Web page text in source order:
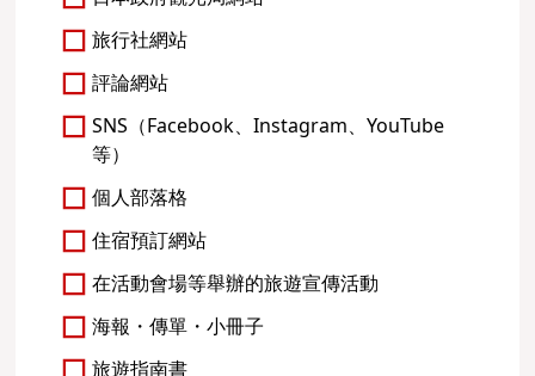
旅行社網站
評論網站
SNS（Facebook、Instagram、YouTube
等）
個人部落格
住宿預訂網站
在活動會場等舉辦的旅遊宣傳活動
海報・傳單・小冊子